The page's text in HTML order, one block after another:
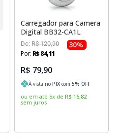
Carregador para Camera
Digital BB32-CA1L
De: R$ 120,90 30%
Por: R$84,11
R$ 79,90
À vista no PIX com 5% OFF
ou em até 5x de R$ 16,82
sem juros